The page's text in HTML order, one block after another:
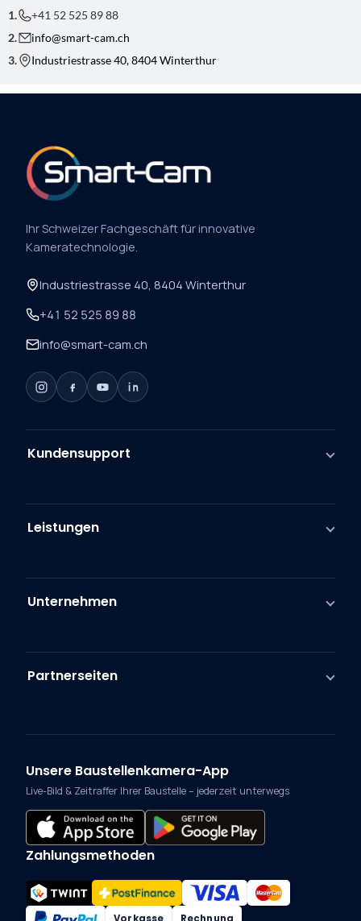
+41 52 525 89 88
info@smart-cam.ch
Industriestrasse 40, 8404 Winterthur
Ihr Schweizer Fachgeschäft für innovative
Kameratechnologie.
Industriestrasse 40, 8404 Winterthur
+41 52 525 89 88
info@smart-cam.ch
Kundensupport
Leistungen
Unternehmen
Partnerseiten
Unsere Baustellenkamera-App
Live-Bild & Zeitraffer Ihrer Baustelle – jederzeit unterwegs
Zahlungsmethoden